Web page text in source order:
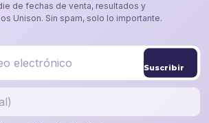
de fechas de venta, resultados y
Unison. Sin spam, solo lo importante.
Suscribir